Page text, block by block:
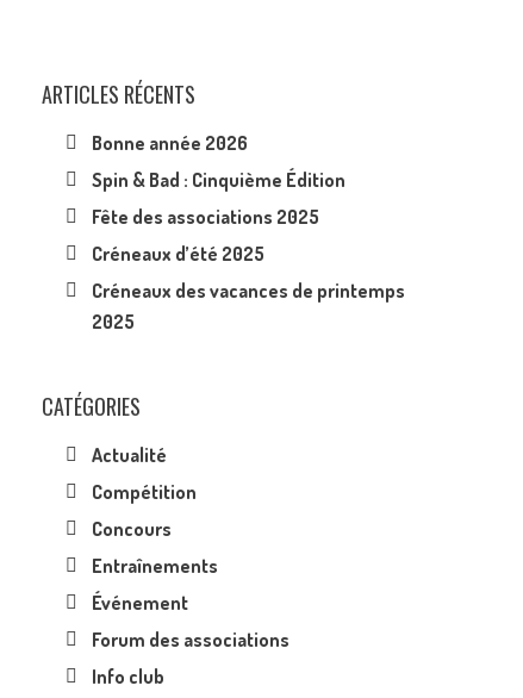
ARTICLES RÉCENTS
Bonne année 2026
Spin & Bad : Cinquième Édition
Fête des associations 2025
Créneaux d’été 2025
Créneaux des vacances de printemps
2025
CATÉGORIES
Actualité
Compétition
Concours
Entraînements
Événement
Forum des associations
Info club